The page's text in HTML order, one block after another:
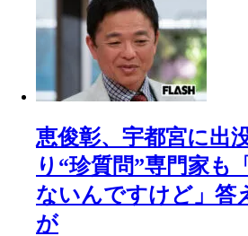
恵俊彰、宇都宮に出
り“珍質問”専門家も
ないんですけど」答
が